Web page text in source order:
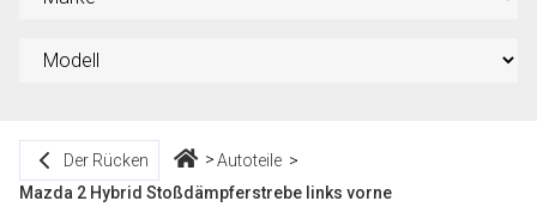
Der Rücken
Autoteile
Mazda 2 Hybrid Stoßdämpferstrebe links vorne